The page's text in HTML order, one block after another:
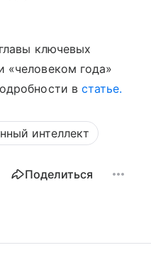
ключевых
«человеком года»
в статье.
интеллект
Поделиться